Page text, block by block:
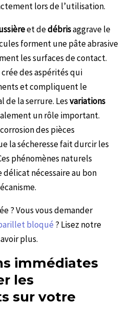
lors de l’utilisation.
et dedébrisaggrave le
forment une pâte abrasive
les surfaces de contact.
des aspérités qui
et compliquent le
de la serrure. Lesvariations
un rôle important.
des pièces
la sécheresse fait durcir les
phénomènes naturels
nécessaire au bon
? Vous vous demander
bloqué ? Lisez notre
plus.
immédiates
les
sur votre